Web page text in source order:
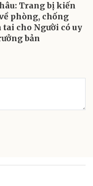
Trang bị kiến
phòng, chống
cho Người có uy
bản